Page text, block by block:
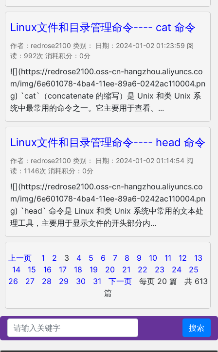
Linux文件和目录管理命令---- cat 命令
作者：redrose2100 类别： 日期：2024-01-02 01:23:59 阅
读：992次 消耗积分：0分
![](https://redrose2100.oss-cn-hangzhou.aliyuncs.co
m/img/6e601078-4ba4-11ee-89a6-0242ac110004.pn
g) `cat`（concatenate 的缩写）是 Unix 和类 Unix 系
统中最常用的命令之一。它主要用于查看、...
Linux文件和目录管理命令---- head 命令
作者：redrose2100 类别： 日期：2024-01-02 01:14:54 阅
读：1146次 消耗积分：0分
![](https://redrose2100.oss-cn-hangzhou.aliyuncs.co
m/img/6e601078-4ba4-11ee-89a6-0242ac110004.pn
g) `head` 命令是 Linux 和类 Unix 系统中常用的文本处
理工具，主要用于显示文件的开头部分内...
上一页 1 2 3 4 5 6 7 8 9 10 11 12
13
14
15 16 17 18 19 20 21 22 23 24
25
26
27 28 29 30 31 下一页
每页 20 篇 共 613
篇
搜索